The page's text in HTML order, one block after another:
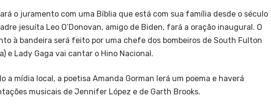
o juramento com uma Bíblia que está com sua família desde o século
jesuíta Leo O’Donovan, amigo de Biden, fará a oração inaugural. O
à bandeira será feito por uma chefe dos bombeiros de South Fulton
e Lady Gaga vai cantar o Hino Nacional.
a mídia local, a poetisa Amanda Gorman lerá um poema e haverá
musicais de Jennifer López e de Garth Brooks.